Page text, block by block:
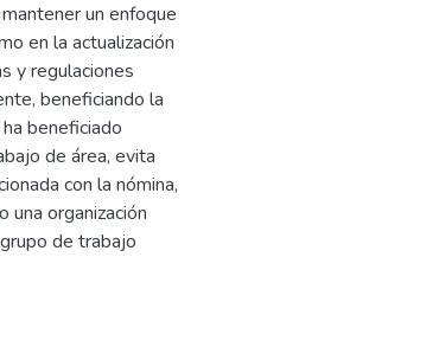
un enfoque
en la actualización
y regulaciones
beneficiando la
beneficiado
de área, evita
con la nómina,
organización
de trabajo